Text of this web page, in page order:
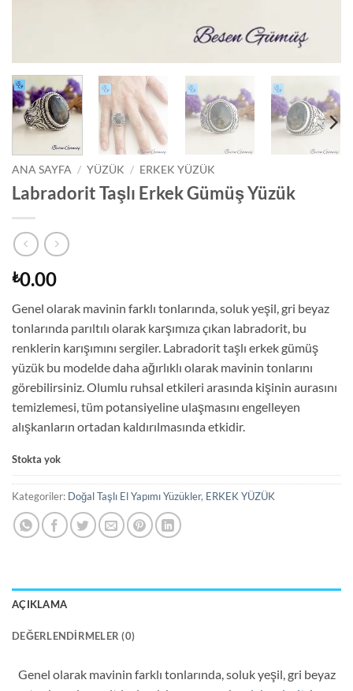
ANA SAYFA / YÜZÜK / ERKEK YÜZÜK
Labradorit Taşlı Erkek Gümüş Yüzük
₺0.00
Genel olarak mavinin farklı tonlarında, soluk yeşil, gri beyaz
tonlarında parıltılı olarak karşımıza çıkan labradorit, bu
renklerin karışımını sergiler. Labradorit taşlı erkek gümüş
yüzük bu modelde daha ağırlıklı olarak mavinin tonlarını
görebilirsiniz. Olumlu ruhsal etkileri arasında kişinin aurasını
temizlemesi, tüm potansiyeline ulaşmasını engelleyen
alışkanların ortadan kaldırılmasında etkidir.
Stokta yok
Kategoriler: Doğal Taşlı El Yapımı Yüzükler, ERKEK YÜZÜK
AÇIKLAMA
DEĞERLENDIRMELER (0)
Genel olarak mavinin farklı tonlarında, soluk yeşil, gri beyaz